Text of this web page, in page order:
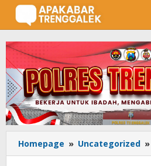
Lewati
konten
Homepage » Uncategorized »